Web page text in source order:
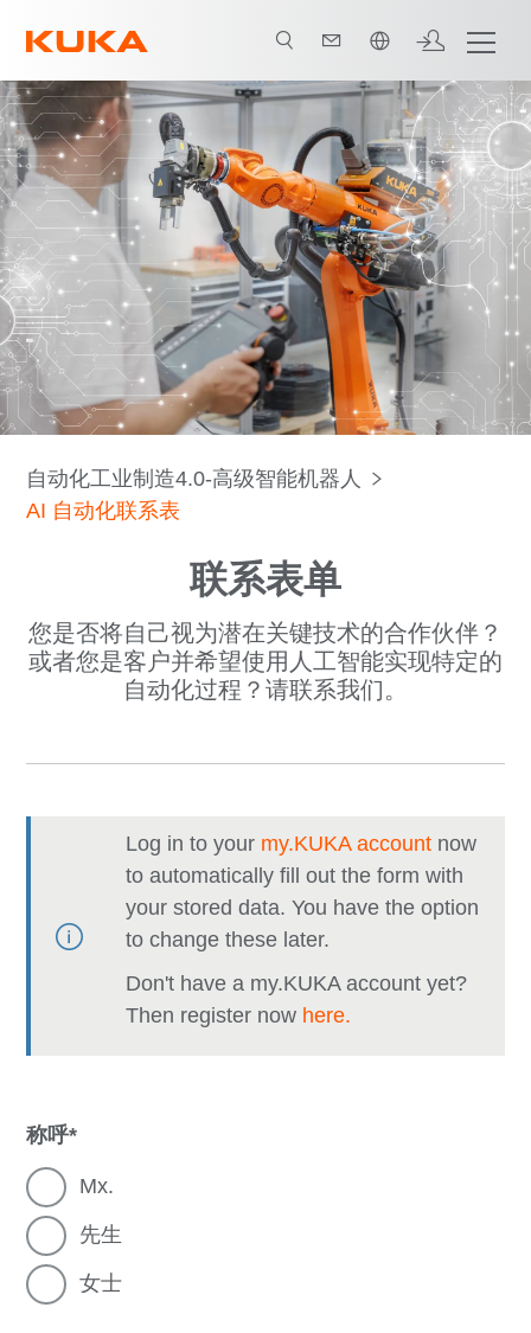
中文 / Chinese
自动化工业制造4.0-高级智能机器人
AI 自动化联系表
联系表单
您是否将自己视为潜在关键技术的合作伙伴？
或者您是客户并希望使用人工智能实现特定的
自动化过程？请联系我们。
Log in to your my.KUKA account now
to automatically fill out the form with
your stored data. You have the option
to change these later.
Don't have a my.KUKA account yet?
Then register now here.
称呼
Mx.
先生
女士